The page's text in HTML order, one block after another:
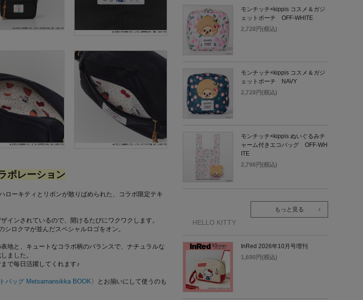
ボレーション
ローキティとリボンが散りばめられた、コラボ限定テキ
インされているので、開けるたびにワクワクします。
ロクマが並んだスペシャルロゴをオン。
地と、キュートなコラボ柄のバランスで、ナチュラルな
ました。
で毎日活躍してくれます♪
バッグ Metsamansikka BOOK〉とお揃いにして使うのも
モンチッチ×kippis コスメ＆ガジ
ェットポーチ OFF-WHITE
2,728円(税込)
モンチッチ×kippis コスメ＆ガジ
ェットポーチ NAVY
2,728円(税込)
モンチッチ×kippis ぬいぐるみチ
ャーム付きエコバッグ OFF-WH
ITE
2,798円(税込)
もっと見る
HELLO KITTY
InRed 2026年10月号増刊
1,690円(税込)